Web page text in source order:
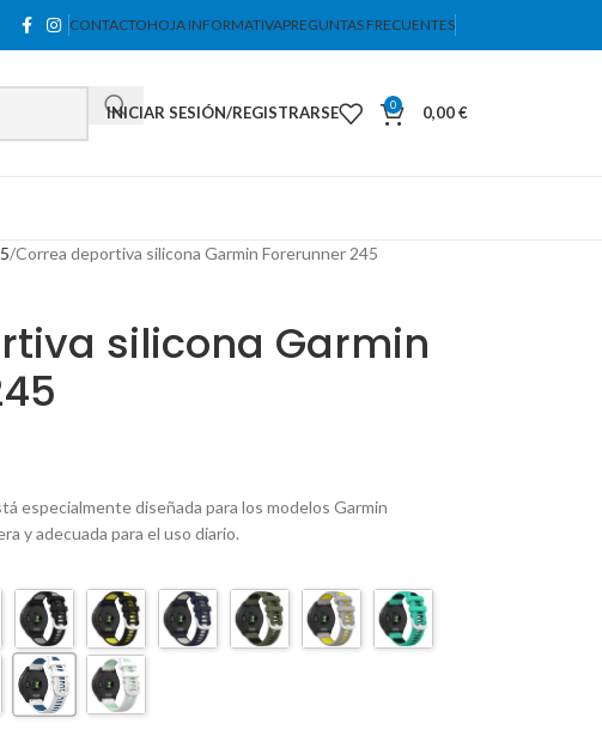
CONTACTOHOJA INFORMATIVAPREGUNTAS FRECUENTES
INICIAR SESIÓN/REGISTRARSE 0 0,00€
Correa deportiva silicona Garmin Forerunner 245
silicona Garmin
especialmente diseñada para los modelos Garmin
y adecuada para el uso diario.